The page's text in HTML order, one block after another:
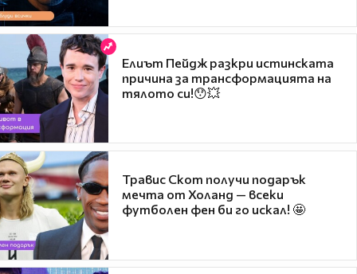
Елиът Пейдж разкри истинската
причина за трансформацията на
тялото си!😯💥
Травис Скот получи подарък
мечта от Холанд — всеки
футболен фен би го искал! 🤩